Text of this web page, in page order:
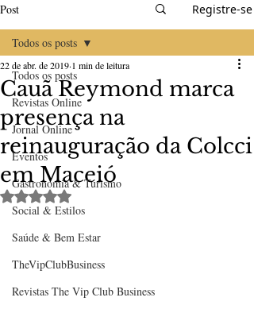
Post Registre-se
Todos os posts
Revistas Online
Jornal Online
Eventos
Gastronomia & Turismo
Social & Estilos
Saúde & Bem Estar
TheVipClubBusiness
Revistas The Vip Club Business
Todos os posts
Cauã Reymond marca
presença na
reinauguração da Colcci
em Maceió
22 de abr. de 2019 1 min de leitura
Avaliado com NaN de 5 estrelas.